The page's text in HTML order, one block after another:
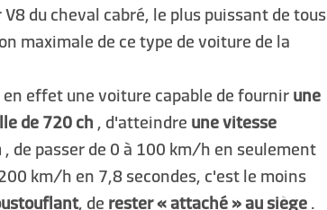
du cheval cabré, le plus puissant de tous
maximale de ce type de voiture de la
en effet une voiture capable de fournirune
de 720 ch , d'atteindre une vitesse
, de passer de 0 à 100 km/h en seulement
km/h en 7,8 secondes, c'est le moins
, de rester « attaché » au siège.